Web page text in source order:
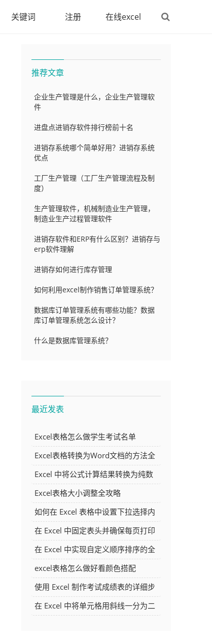
关键词 注册 在线excel
推荐文章
企业生产管理是什么，企业生产管理软
件
进盘点进销存软件排行榜前十名
进销存系统哪个简单好用？进销存系统
优点
工厂生产管理（工厂生产管理流程及制
度）
生产管理软件，机械制造业生产管理，
制造业生产过程管理软件
进销存软件和ERP有什么区别？进销存与
erp软件理解
进销存如何进行库存管理
如何利用excel制作销售订单管理系统？
数据库订单管理系统有哪些功能？数据
库订单管理系统怎么设计？
什么是数据库管理系统？
最近发表
Excel表格怎么做学生考试名单
Excel表格转换为Word文档的方法全
解析
Excel 中将公式计算结果转换为纯数
字的多种方法
Excel表格大小调整全攻略
如何在 Excel 表格中设置下拉选择内
容
在 Excel 中固定表头并确保每页打印
时都显示表头的方法详解
在 Excel 中实现自定义顺序排序的全
面指南
excel表格怎么做好看颜色搭配
使用 Excel 制作考试成绩表的详细步
骤及技巧
在 Excel 中将单元格用斜线一分为二